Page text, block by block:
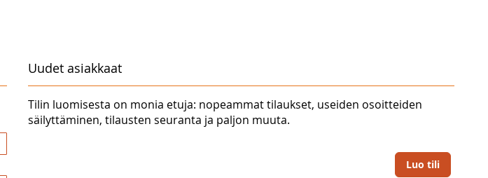
Uudet asiakkaat
Tilin luomisesta on monia etuja: nopeammat tilaukset, useiden osoitteiden
säilyttäminen, tilausten seuranta ja paljon muuta.
Luo tili